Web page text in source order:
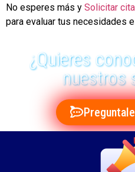
No esperes más y Solicitar
para evaluar tus necesidades
¿Quieres
nuestros